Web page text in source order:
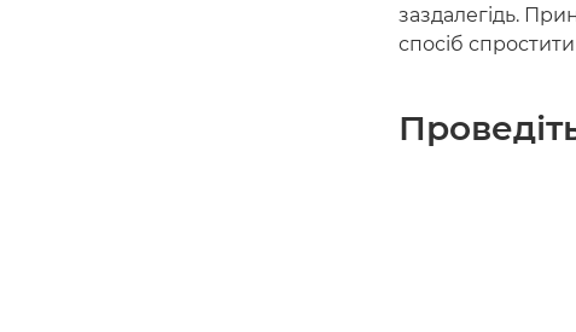
заздалегідь.
спосіб